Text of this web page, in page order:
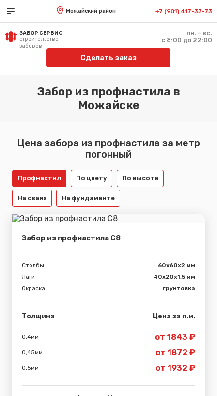
Можайский район +7 (901) 417-33-73
ЗАБОР СЕРВИС
строительство
заборов
пн. - вс.
с 8:00 до 22:00
Сделать заказ
Забор из профнастила в
Можайске
Цена забора из профнастила за метр
погонный
Профнастил По цвету По высоте
На сваях На фундаменте
Забор из профнастила С8
Столбы
60х60х2 мм
Лаги
40х20х1,5 мм
Окраска
грунтовка
Толщина Цена за п.м.
0,4мм от 1843 ₽
0,45мм от 1872 ₽
0,5мм от 1932 ₽